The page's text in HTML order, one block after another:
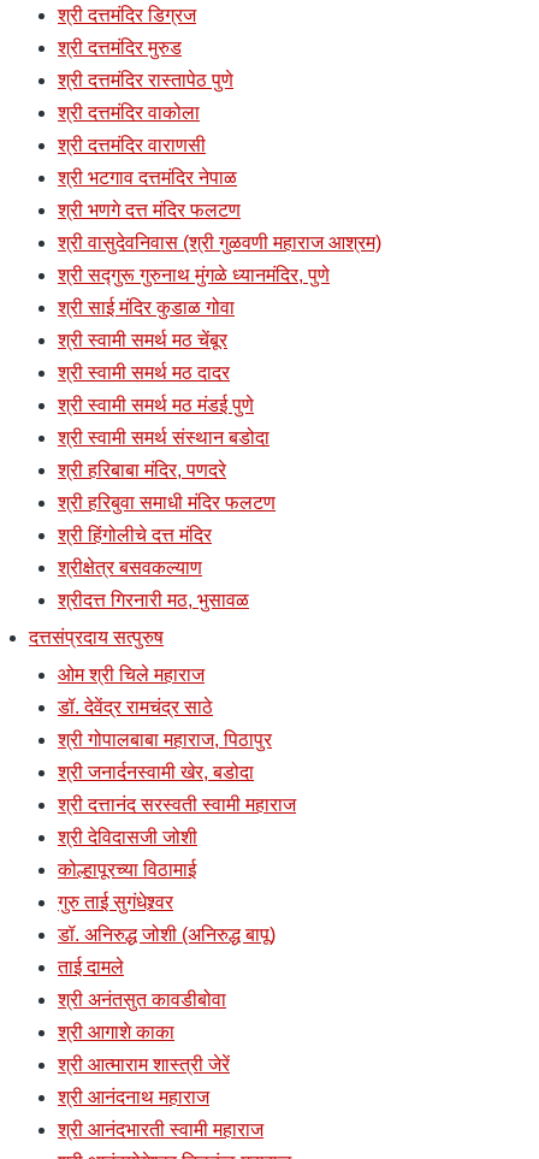
श्री दत्तमंदिर डिग्रज
श्री दत्तमंदिर मुरुड
श्री दत्तमंदिर रास्तापेठ पुणे
श्री दत्तमंदिर वाकोला
श्री दत्तमंदिर वाराणसी
श्री भटगाव दत्तमंदिर नेपाळ
श्री भणगे दत्त मंदिर फलटण
श्री वासुदेवनिवास (श्री गुळवणी महाराज आश्रम)
श्री सद्गुरू गुरुनाथ मुंगळे ध्यानमंदिर, पुणे
श्री साई मंदिर कुडाळ गोवा
श्री स्वामी समर्थ मठ चेंबूर
श्री स्वामी समर्थ मठ दादर
श्री स्वामी समर्थ मठ मंडई पुणे
श्री स्वामी समर्थ संस्थान बडोदा
श्री हरिबाबा मंदिर, पणदरे
श्री हरिबुवा समाधी मंदिर फलटण
श्री हिंगोलीचे दत्त मंदिर
श्रीक्षेत्र बसवकल्याण
श्रीदत्त गिरनारी मठ, भुसावळ
दत्तसंप्रदाय सत्पुरुष
ओम श्री चिले महाराज
डॉ. देवेंद्र रामचंद्र साठे
श्री गोपालबाबा महाराज, पिठापुर
श्री जनार्दनस्वामी खेर, बडोदा
श्री दत्तानंद सरस्वती स्वामी महाराज
श्री देविदासजी जोशी
कोल्हापूरच्या विठामाई
गुरु ताई सुगंधेश्र्वर
डॉ. अनिरुद्ध जोशी (अनिरुद्ध बापू)
ताई दामले
श्री अनंतसुत कावडीबोवा
श्री आगाशे काका
श्री आत्माराम शास्त्री जेरें
श्री आनंदनाथ महाराज
श्री आनंदभारती स्वामी महाराज